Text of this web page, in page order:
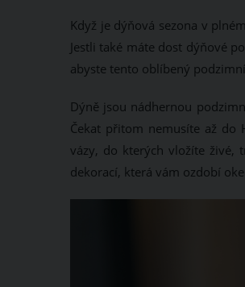
Když je dýňová sezona v
Jestli také máte dost dýňové
abyste tento oblíbený
Dýně jsou nádhernou
Čekat přitom nemusíte až do
vázy, do kterých vložíte živé,
dekorací, která vám ozdobí